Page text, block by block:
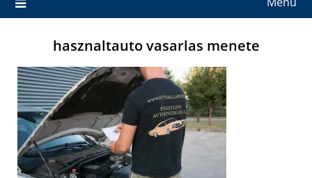
hasznaltauto vasarlas menete